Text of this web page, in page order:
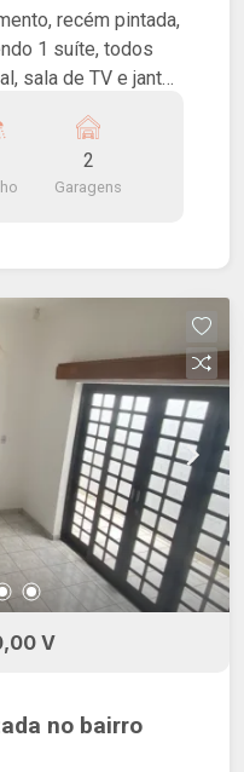
recém pintada,
1 suíte, todos
sala de TV e jantar,
com
despensa e 2
Possui ar
2
Garagens
V
no bairro